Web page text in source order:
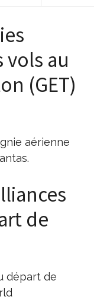
vols au
(GET)
aérienne
de
départ de